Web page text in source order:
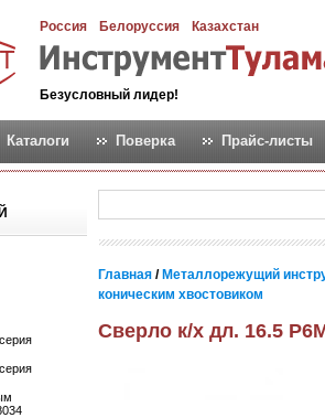
Россия Белоруссия Казахстан
Безусловный лидер!
Каталоги Поверка Прайс-листы
Главная / Металлорежущий
коническим хвостовиком
Сверло к/х дл. 16.5